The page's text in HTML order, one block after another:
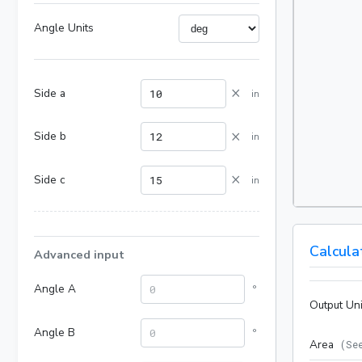
Angle Units
Side a × in
Side b × in
Side c × in
Advanced input
Angle A °
Angle B °
Output
Area (